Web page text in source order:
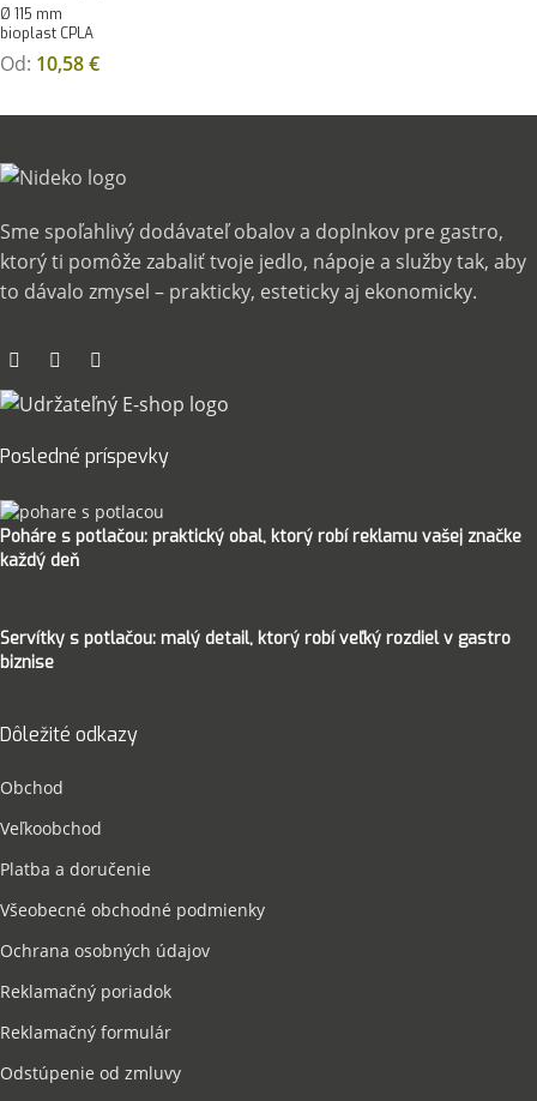
Ø 115 mm
bioplast CPLA
Od: 10,58€
Sme spoľahlivý dodávateľ obalov a doplnkov pre gastro,
ktorý ti pomôže zabaliť tvoje jedlo, nápoje a služby tak, aby
to dávalo zmysel – prakticky, esteticky aj ekonomicky.
Posledné príspevky
Poháre s potlačou: praktický obal, ktorý robí reklamu vašej značke
každý deň
Servítky s potlačou: malý detail, ktorý robí veľký rozdiel v gastro
biznise
Dôležité odkazy
Obchod
Veľkoobchod
Platba a doručenie
Všeobecné obchodné podmienky
Ochrana osobných údajov
Reklamačný poriadok
Reklamačný formulár
Odstúpenie od zmluvy